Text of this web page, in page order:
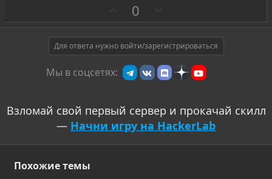
а
0
р
о
т
и
в
Для ответа нужно войти/зарегистрироваться
Мы в соцсетях:
Взломай свой первый сервер и прокачай скилл
— Начни игру на HackerLab
Похожие темы